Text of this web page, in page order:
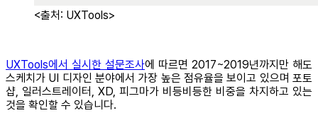
<출처: UXTools>
UXTools에서 실시한 설문조사에 따르면 2017~2019년까지만 해도
스케치가 UI 디자인 분야에서 가장 높은 점유율을 보이고 있으며 포토
샵, 일러스트레이터, XD, 피그마가 비등비등한 비중을 차지하고 있는
것을 확인할 수 있습니다.